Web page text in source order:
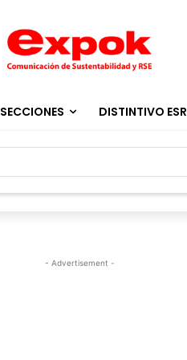
SECCIONES DISTINTIVO ESR
- Advertisement -